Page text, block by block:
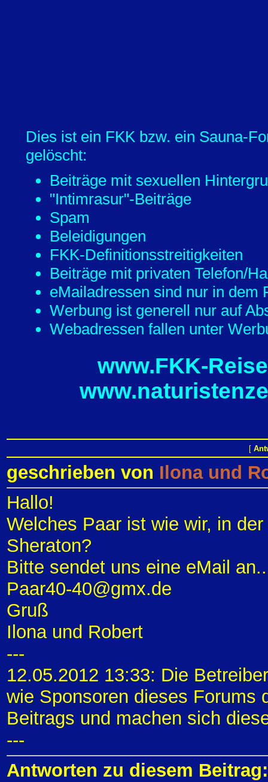
Dies ist ein FKK bzw. ein Sauna-
gelöscht:
Beiträge mit sexuellen
"Intimrasur"-Beiträge
Spam
Beleidigungen
FKK-Definitionsstreitigkeiten
Beiträge mit privaten Telefon/
eMailadressen sind nur in dem
Werbung ist generell nur auf
Webadressen fallen unter
www.FKK-
[
geschrieben von Ilona und
Hallo!
Welches Paar ist wie wir, in
Sheraton?
Bitte sendet uns eine eMail
Paar40-40@gmx.de
Gruß
Ilona und Robert
---
12.05.2012 13:33: Die
wie Sponsoren dieses Forums
Beitrags und machen sich
---
Antworten zu diesem Beitrag: